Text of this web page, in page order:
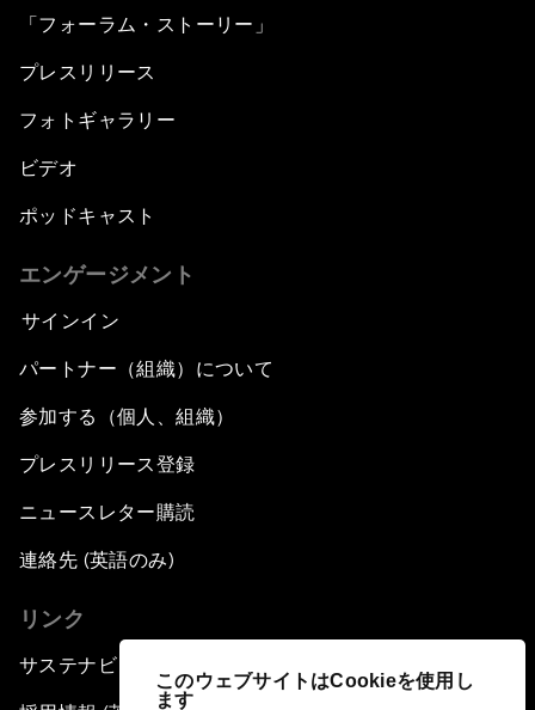
このウェブサイトはCookieを使用し
ます
「フォーラム・ストーリー」
プレスリリース
フォトギャラリー
ビデオ
ポッドキャスト
エンゲージメント
サインイン
パートナー（組織）について
参加する（個人、組織）
プレスリリース登録
ニュースレター購読
連絡先 (英語のみ)
リンク
サステナビリティへの取り組み